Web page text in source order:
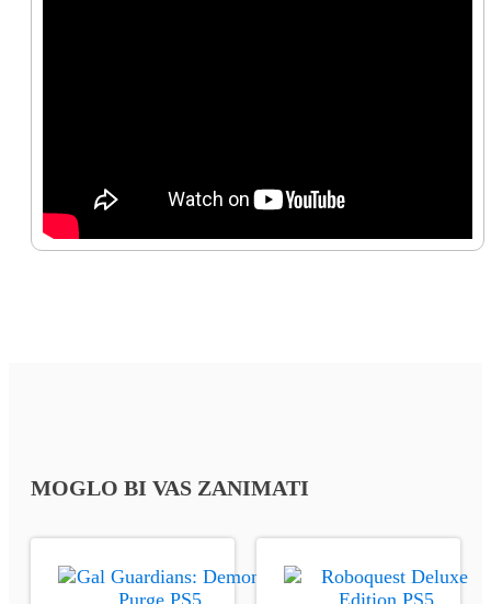
MOGLO BI VAS ZANIMATI